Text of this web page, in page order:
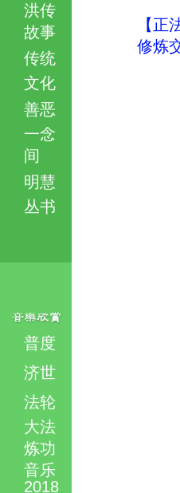
洪传
故事
传统
文化
善恶
一念
间
明慧
丛书
普度
济世
法轮
大法
炼功
音乐
2018
【正
修炼